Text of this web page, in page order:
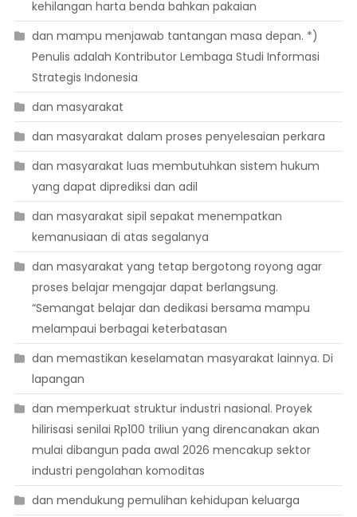
kehilangan harta benda bahkan pakaian
dan mampu menjawab tantangan masa depan. *)
Penulis adalah Kontributor Lembaga Studi Informasi
Strategis Indonesia
dan masyarakat
dan masyarakat dalam proses penyelesaian perkara
dan masyarakat luas membutuhkan sistem hukum
yang dapat diprediksi dan adil
dan masyarakat sipil sepakat menempatkan
kemanusiaan di atas segalanya
dan masyarakat yang tetap bergotong royong agar
proses belajar mengajar dapat berlangsung.
“Semangat belajar dan dedikasi bersama mampu
melampaui berbagai keterbatasan
dan memastikan keselamatan masyarakat lainnya. Di
lapangan
dan memperkuat struktur industri nasional. Proyek
hilirisasi senilai Rp100 triliun yang direncanakan akan
mulai dibangun pada awal 2026 mencakup sektor
industri pengolahan komoditas
dan mendukung pemulihan kehidupan keluarga